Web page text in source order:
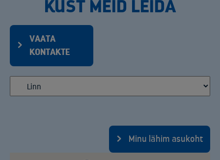
KUST MEID LEIDA
VAATA
KONTAKTE
Minu lähim asukoht